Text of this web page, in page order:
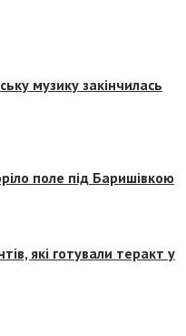
музику закінчилась
поле під Баришівкою
які готували теракт у